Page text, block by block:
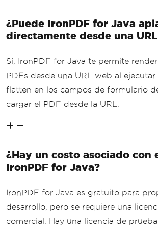
¿Puede IronPDF for Java
directamente desde una
Sí, IronPDF for Java te permite
PDFs desde una URL web al
flatten en los campos de formulario
cargar el PDF desde la URL.
¿Hay un costo asociado con
IronPDF for Java?
IronPDF for Java es gratuito para
desarrollo, pero se requiere una
comercial. Hay una licencia de